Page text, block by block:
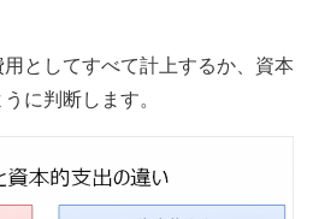
としてすべて計上するか、資本
に判断します。